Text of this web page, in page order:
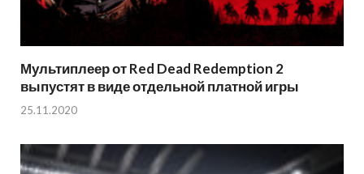
Мультиплеер от Red Dead Redemption 2
выпустят в виде отдельной платной игры
25.11.2020